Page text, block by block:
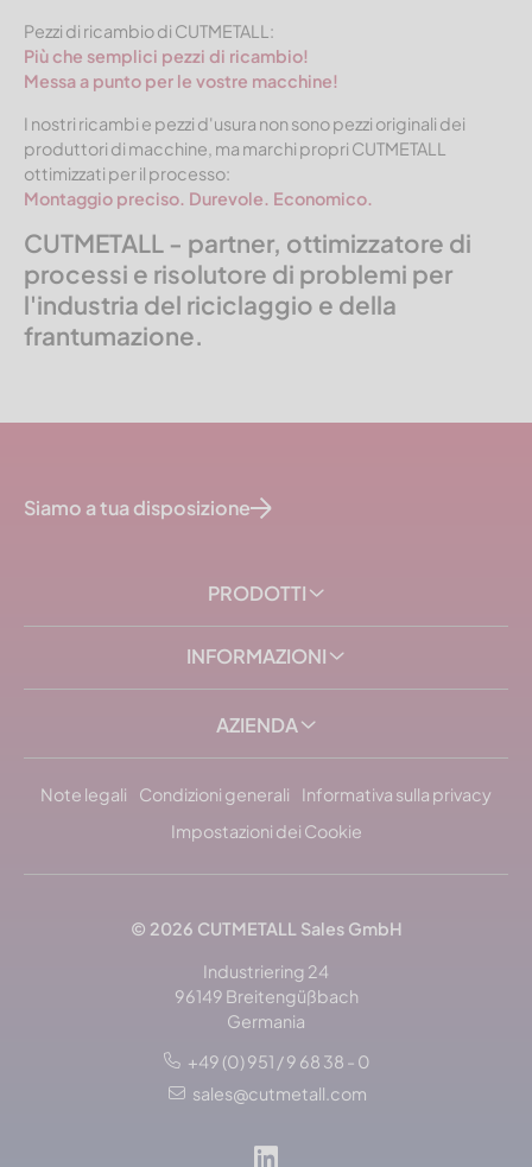
Pezzi di ricambio di CUTMETALL:
Più che semplici pezzi di ricambio!
Messa a punto per le vostre macchine!
I nostri ricambi e pezzi d'usura non sono pezzi originali dei
produttori di macchine, ma marchi propri CUTMETALL
ottimizzati per il processo:
Montaggio preciso. Durevole. Economico.
CUTMETALL - partner, ottimizzatore di
processi e risolutore di problemi per
l'industria del riciclaggio e della
frantumazione.
Siamo a tua disposizione
PRODOTTI
INFORMAZIONI
AZIENDA
Note legali Condizioni generali
Informativa sulla privacy
Impostazioni dei Cookie
© 2026 CUTMETALL Sales GmbH
Industriering 24
96149 Breitengüßbach
Germania
+49 (0) 951 / 9 68 38 - 0
sales@cutmetall.com